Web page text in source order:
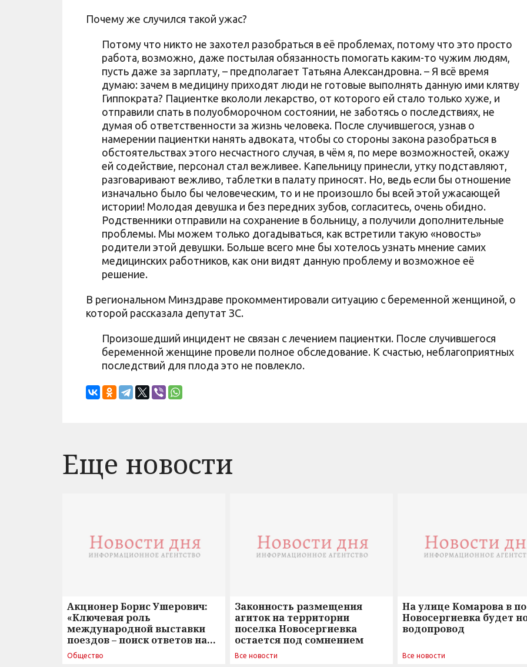
Почему же случился такой ужас?
Потому что никто не захотел разобраться в её проблемах, потому что это просто
работа, возможно, даже постылая обязанность помогать каким-то чужим людям,
пусть даже за зарплату, – предполагает Татьяна Александровна. – Я всё время
думаю: зачем в медицину приходят люди не готовые выполнять данную ими клятву
Гиппократа? Пациентке вкололи лекарство, от которого ей стало только хуже, и
отправили спать в полуобморочном состоянии, не заботясь о последствиях, не
думая об ответственности за жизнь человека. После случившегося, узнав о
намерении пациентки нанять адвоката, чтобы со стороны закона разобраться в
обстоятельствах этого несчастного случая, в чём я, по мере возможностей, окажу
ей содействие, персонал стал вежливее. Капельницу принесли, утку подставляют,
разговаривают вежливо, таблетки в палату приносят. Но, ведь если бы отношение
изначально было бы человеческим, то и не произошло бы всей этой ужасающей
истории! Молодая девушка и без передних зубов, согласитесь, очень обидно.
Родственники отправили на сохранение в больницу, а получили дополнительные
проблемы. Мы можем только догадываться, как встретили такую «новость»
родители этой девушки. Больше всего мне бы хотелось узнать мнение самих
медицинских работников, как они видят данную проблему и возможное её
решение.
В региональном Минздраве прокомментировали ситуацию с беременной женщиной, о
которой рассказала депутат ЗС.
Произошедший инцидент не связан с лечением пациентки. После случившегося
беременной женщине провели полное обследование. К счастью, неблагоприятных
последствий для плода это не повлекло.
Еще новости
Акционер Борис Ушерович:
«Ключевая роль
международной выставки
поездов – поиск ответов на
вызовы времени»
Общество
Законность размещения
агиток на территории
поселка Новосергиевка
остается под сомнением
Все новости
На улице Комарова в
Новосергиевка будет
водопровод
Все новости